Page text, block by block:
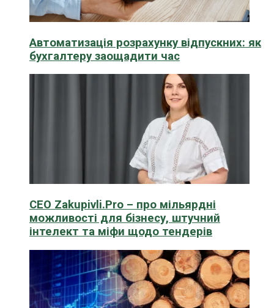
Автоматизація розрахунку відпускних: як
бухгалтеру заощадити час
CEO Zakupivli.Pro – про мільярдні
можливості для бізнесу, штучний
інтелект та міфи щодо тендерів